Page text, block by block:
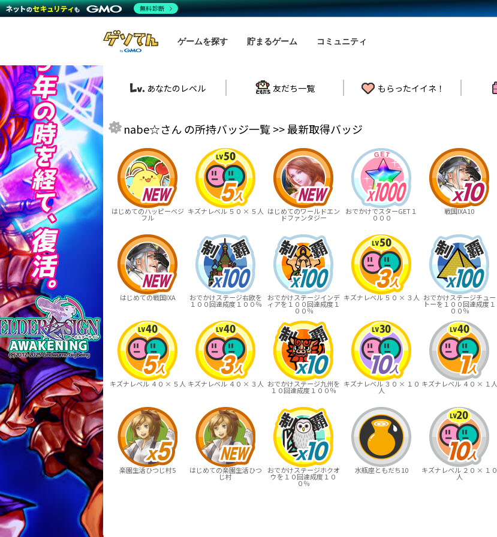
ゲームを探す 貯まるゲーム コミュニティ
あなたのレベル 友だち一覧 もらったイイネ！
nabe☆さん の所持バッジ一覧 >> 最新取得バッジ
はじめてのハッピーベジ
フル
キズナレベル ５０ × ５人 はじめてのワールドエン
ドファンタジー
おでかけでスターGET１
０００
戦国IXA10
はじめての戦国IXA おでかけステージ右欧を
１００回達成度１００％
おでかけステージインデ
ィアを１００回達成度１
００％
キズナレベル ５０ × ３人 おでかけステージチュー
トーを１００回達成度１
００％
キズナレベル ４０ × ５人 キズナレベル ４０ × ３人 おでかけステージ九州を
１０回達成度１００％
キズナレベル ３０ × １０
人
キズナレベル ４０ × １人
楽園生活ひつじ村5 はじめての楽園生活ひつ
じ村
おでかけステージホクオ
ウを１０回達成度１０
０％
水瓶座ともだち10 キズナレベル ２０ × １０
人
無料診断